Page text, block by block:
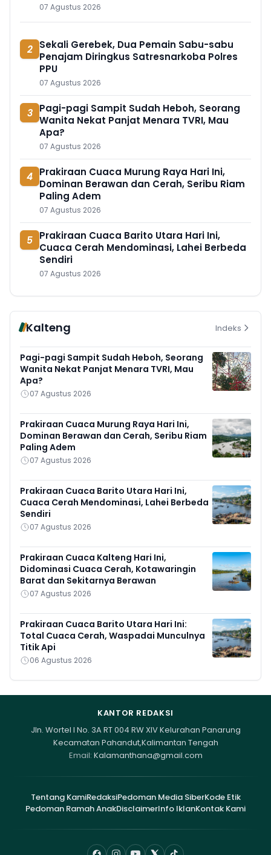
07 Agustus 2026
2 Sekali Gerebek, Dua Pemain Sabu-sabu
Penajam Diringkus Satresnarkoba Polres
PPU
07 Agustus 2026
3 Pagi-pagi Sampit Sudah Heboh, Seorang
Wanita Nekat Panjat Menara TVRI, Mau
Apa?
07 Agustus 2026
4 Prakiraan Cuaca Murung Raya Hari Ini,
Dominan Berawan dan Cerah, Seribu Riam
Paling Adem
07 Agustus 2026
5 Prakiraan Cuaca Barito Utara Hari Ini,
Cuaca Cerah Mendominasi, Lahei Berbeda
Sendiri
07 Agustus 2026
Kalteng Indeks
Pagi-pagi Sampit Sudah Heboh, Seorang
Wanita Nekat Panjat Menara TVRI, Mau
Apa?
07 Agustus 2026
Prakiraan Cuaca Murung Raya Hari Ini,
Dominan Berawan dan Cerah, Seribu Riam
Paling Adem
07 Agustus 2026
Prakiraan Cuaca Barito Utara Hari Ini,
Cuaca Cerah Mendominasi, Lahei Berbeda
Sendiri
07 Agustus 2026
Prakiraan Cuaca Kalteng Hari Ini,
Didominasi Cuaca Cerah, Kotawaringin
Barat dan Sekitarnya Berawan
07 Agustus 2026
Prakiraan Cuaca Barito Utara Hari Ini:
Total Cuaca Cerah, Waspadai Munculnya
Titik Api
06 Agustus 2026
KANTOR REDAKSI
Jln. Wortel I No. 3A RT 004 RW XIV Kelurahan Panarung
Kecamatan Pahandut,Kalimantan Tengah
Email: Kalamanthana@gmail.com
Tentang KamiRedaksiPedoman Media SiberKode Etik
Pedoman Ramah AnakDisclaimerInfo IklanKontak Kami